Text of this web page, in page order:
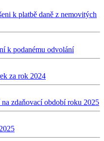
k platbě daně z nemovitých
k podanému odvolání
za rok 2024
zdaňovací období roku 2025